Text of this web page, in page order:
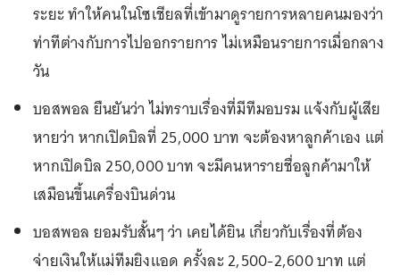
ระยะ ทำให้คนในโซเชียลที่เข้ามาดูรายการหลายคนมองว่า
ท่าทีต่างกับการไปออกรายการ ไม่เหมือนรายการเมื่อกลาง
วัน
บอสพอล ยืนยันว่า ไม่ทราบเรื่องที่มีทีมอบรม แจ้งกับผู้เสีย
หายว่า หากเปิดบิลที่ 25,000 บาท จะต้องหาลูกค้าเอง แต่
หากเปิดบิล 250,000 บาท จะมีคนหารายชื่อลูกค้ามาให้
เสมือนขึ้นเครื่องบินด่วน
บอสพอล ยอมรับสั้นๆ ว่า เคยได้ยิน เกี่ยวกับเรื่องที่ต้อง
จ่ายเงินให้แม่ทีมยิงแอด ครั้งละ 2,500-2,600 บาท แต่